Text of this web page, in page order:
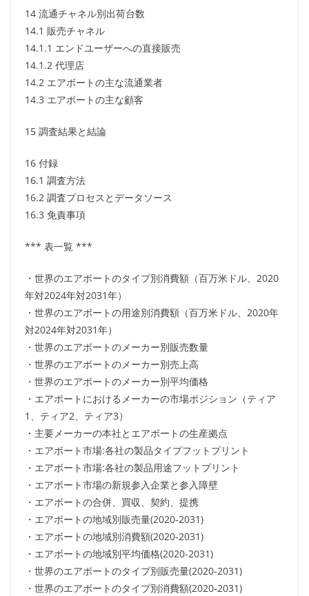
14 流通チャネル別出荷台数
14.1 販売チャネル
14.1.1 エンドユーザーへの直接販売
14.1.2 代理店
14.2 エアボートの主な流通業者
14.3 エアボートの主な顧客
15 調査結果と結論
16 付録
16.1 調査方法
16.2 調査プロセスとデータソース
16.3 免責事項
*** 表一覧 ***
・世界のエアボートのタイプ別消費額（百万米ドル、2020
年対2024年対2031年）
・世界のエアボートの用途別消費額（百万米ドル、2020年
対2024年対2031年）
・世界のエアボートのメーカー別販売数量
・世界のエアボートのメーカー別売上高
・世界のエアボートのメーカー別平均価格
・エアボートにおけるメーカーの市場ポジション（ティア
1、ティア2、ティア3）
・主要メーカーの本社とエアボートの生産拠点
・エアボート市場:各社の製品タイプフットプリント
・エアボート市場:各社の製品用途フットプリント
・エアボート市場の新規参入企業と参入障壁
・エアボートの合併、買収、契約、提携
・エアボートの地域別販売量(2020-2031)
・エアボートの地域別消費額(2020-2031)
・エアボートの地域別平均価格(2020-2031)
・世界のエアボートのタイプ別販売量(2020-2031)
・世界のエアボートのタイプ別消費額(2020-2031)